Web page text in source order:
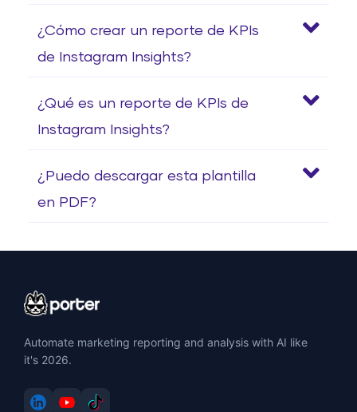
¿Cómo crear un reporte de KPIs
de Instagram Insights?
¿Qué es un reporte de KPIs de
Instagram Insights?
¿Puedo descargar esta plantilla
en PDF?
Automate marketing reporting and analysis with AI like
it's 2026.